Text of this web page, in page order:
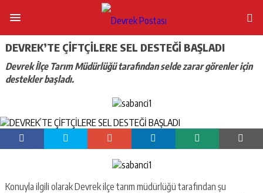
DEVREK’TE ÇİFTÇİLERE SEL DESTEĞİ BAŞLADI
Devrek İlçe Tarım Müdürlüğü tarafından selde zarar görenler için
destekler başladı.
Konuyla ilgili olarak Devrek ilçe tarım müdürlüğü tarafından şu